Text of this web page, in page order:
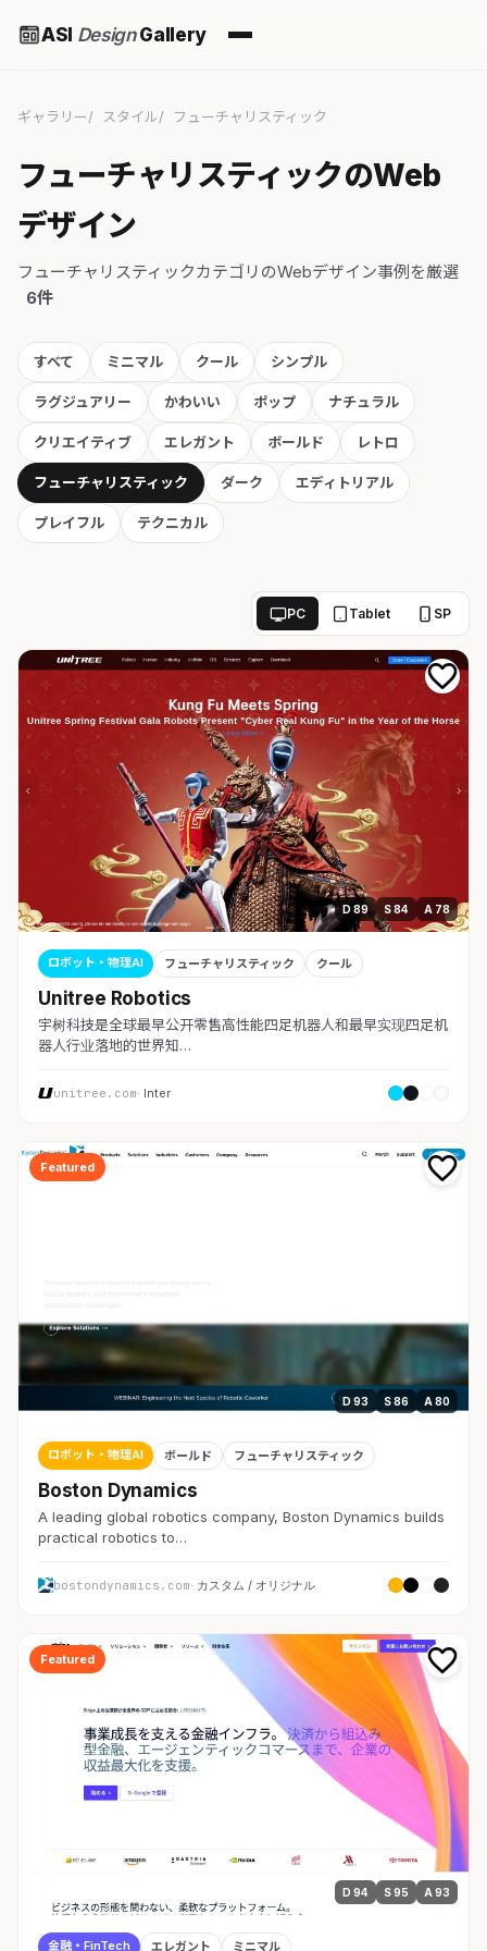
ASI DesignGallery
ギャラリー スタイル フューチャリスティック
フューチャリスティックのWeb
デザイン
フューチャリスティックカテゴリのWebデザイン事例を厳選
6件
すべて ミニマル クール シンプル
ラグジュアリー かわいい ポップ ナチュラル
クリエイティブ エレガント ボールド レトロ
フューチャリスティック ダーク エディトリアル
プレイフル テクニカル
PC Tablet SP
D 89 S 84 A 78
ロボット・物理AI フューチャリスティック クール
Unitree Robotics
宇树科技是全球最早公开零售高性能四足机器人和最早实现四足机
器人行业落地的世界知…
unitree.com· Inter
Featured
D 93 S 86 A 80
ロボット・物理AI ボールド フューチャリスティック
Boston Dynamics
A leading global robotics company, Boston Dynamics builds
practical robotics to…
bostondynamics.com· カスタム / オリジナル
Featured
D 94 S 95 A 93
金融・FinTech エレガント ミニマル